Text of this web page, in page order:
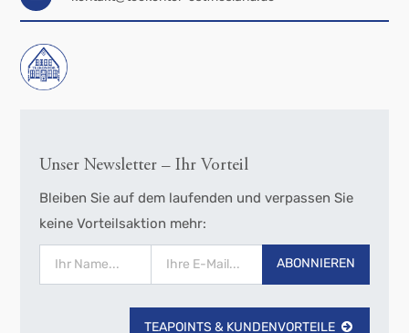
Unser Newsletter – Ihr Vorteil
Bleiben Sie auf dem laufenden und verpassen Sie
keine Vorteilsaktion mehr:
ABONNIEREN
TEAPOINTS & KUNDENVORTEILE